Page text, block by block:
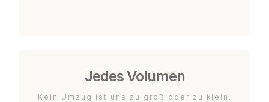
Jedes Volumen
Kein Umzug ist uns zu groß oder zu klein.